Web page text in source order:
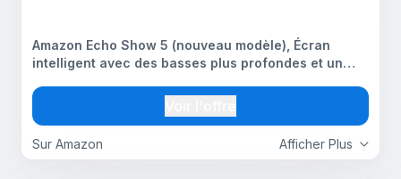
Afficher Plus
Sur Amazon
Amazon Echo Show 5 (nouveau modèle), Écran
intelligent avec des basses plus profondes et un